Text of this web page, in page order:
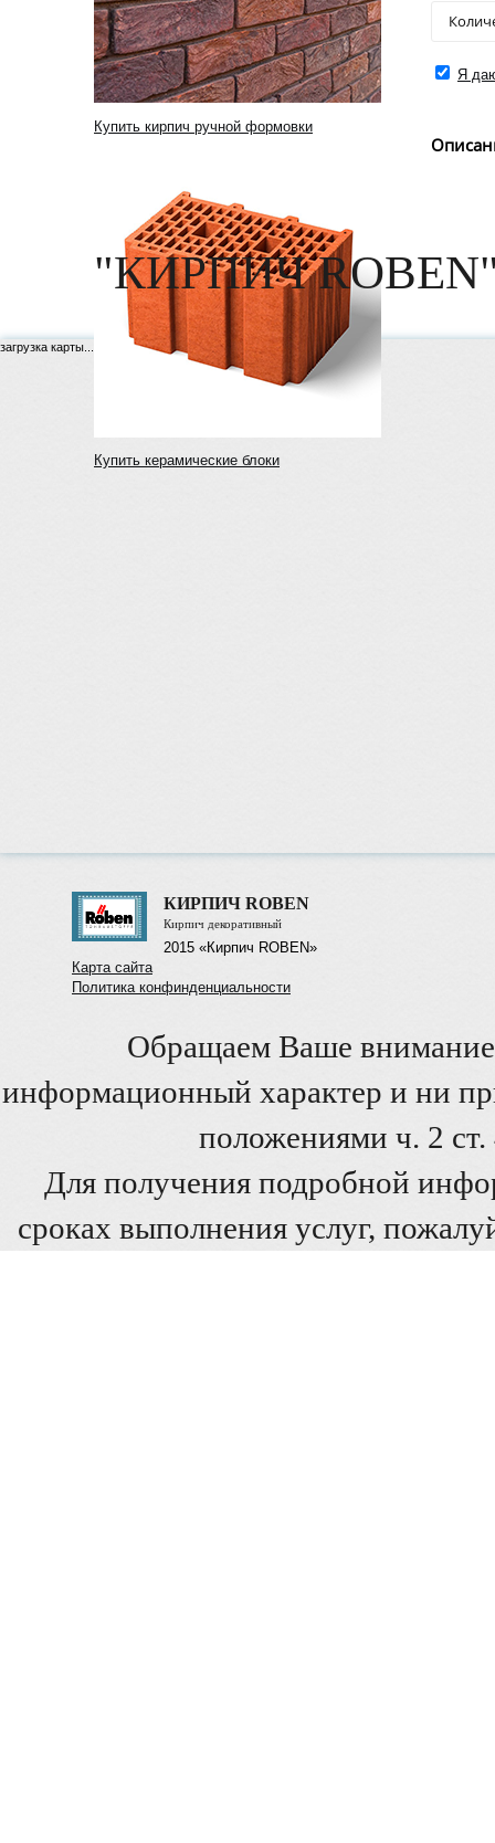
Купить кирпич ручной формовки
Купить керамические блоки
Я
"КИРПИЧ
загрузка карты...
КИРПИЧ ROBEN
Кирпич декоративный
2015 «Кирпич ROBEN»
Карта сайта
Политика конфинденциальности
Обращаем Ваше внимание
информационный характер и ни
положениями ч. 2
Для получения подробной
сроках выполнения услуг,